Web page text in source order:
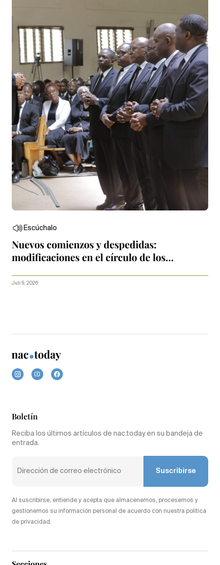
Escúchalo
Nuevos comienzos y despedidas:
modificaciones en el círculo de los
Juli 9, 2026
Boletín
Reciba los últimos artículos de nac.today en su bandeja de
entrada.
Suscribirse
Al suscribirse, entiende y acepta que almacenemos, procesemos y
gestionemos su información personal de acuerdo con nuestra política
de privacidad.